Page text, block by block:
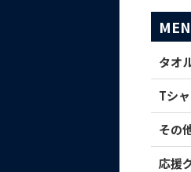
タオ
Tシ
その
応援